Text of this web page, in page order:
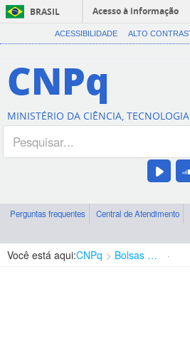
BRASIL
Acesso à informação
ACESSIBILIDADE ALTO
CNPq
MINISTÉRIO DA CIÊNCIA,
Perguntas frequentes Central de Atendimento
Você está aqui:CNPq Bolsas e Auxílios Vigentes